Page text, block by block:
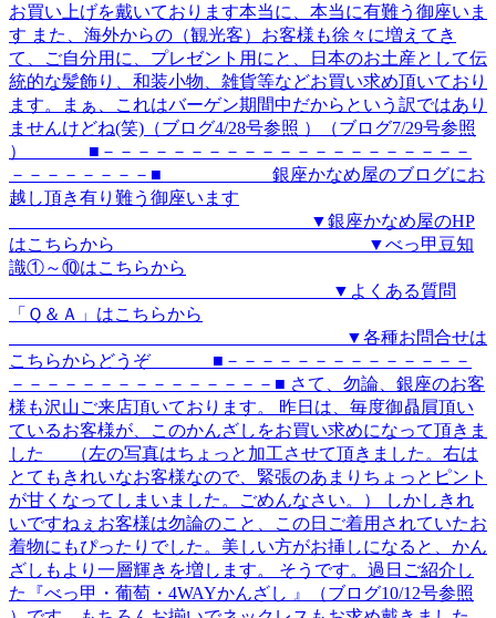
お買い上げを戴いております本当に、本当に有難う御座いま
す また、海外からの（観光客）お客様も徐々に増えてき
て、ご自分用に、プレゼント用にと、日本のお土産として伝
統的な髪飾り、和装小物、雑貨等などお買い求め頂いており
ます。まぁ、これはバーゲン期間中だからという訳ではあり
ませんけどね(笑)（ブログ4/28号参照 ）（ブログ7/29号参照
） ■－－－－－－－－－－－－－－－－－－－－－
－－－－－－－－■ 銀座かなめ屋のブログにお
越し頂き有り難う御座います
▼銀座かなめ屋のHP
はこちらから ▼べっ甲豆知
識①～⑩はこちらから
▼よくある質問
「Ｑ＆Ａ」はこちらから
▼各種お問合せは
こちらからどうぞ ■－－－－－－－－－－－－－－
－－－－－－－－－－－－－－－■ さて、勿論、銀座のお客
様も沢山ご来店頂いております。 昨日は、毎度御贔屓頂い
ているお客様が、このかんざしをお買い求めになって頂きま
した （左の写真はちょっと加工させて頂きました。右は
とてもきれいなお客様なので、緊張のあまりちょっとピント
が甘くなってしまいました。ごめんなさい。） しかしきれ
いですねぇお客様は勿論のこと、この日ご着用されていたお
着物にもぴったりでした。美しい方がお挿しになると、かん
ざしもより一層輝きを増します。 そうです。過日ご紹介し
た『べっ甲・葡萄・4WAYかんざし 』（ブログ10/12号参照